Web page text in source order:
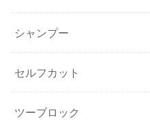
シャンプー
セルフカット
ツーブロック